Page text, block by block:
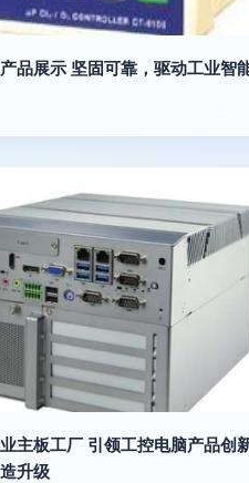
品展示 坚固可靠，驱动工业智
主板工厂 引领工控电脑产品创
升级